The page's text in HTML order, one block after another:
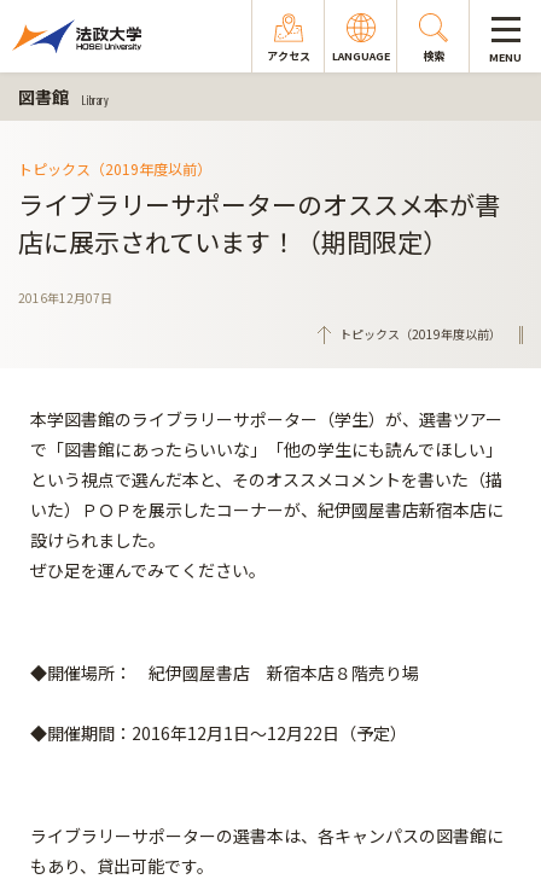
アクセス LANGUAGE 検索 MENU
図書館 Library
トピックス（2019年度以前）
ライブラリーサポーターのオススメ本が書
店に展示されています！（期間限定）
2016年12月07日
トピックス（2019年度以前）
本学図書館のライブラリーサポーター（学生）が、選書ツアー
で「図書館にあったらいいな」「他の学生にも読んでほしい」
という視点で選んだ本と、そのオススメコメントを書いた（描
いた）ＰＯＰを展示したコーナーが、紀伊國屋書店新宿本店に
設けられました。
ぜひ足を運んでみてください。
◆開催場所： 紀伊國屋書店 新宿本店８階売り場
◆開催期間：2016年12月1日～12月22日（予定）
ライブラリーサポーターの選書本は、各キャンパスの図書館に
もあり、貸出可能です。